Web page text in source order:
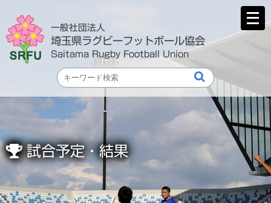
一般社団法人
埼玉県ラグビーフットボール協会
Saitama Rugby Football Union
メ
ニ
く
試合予定・結果